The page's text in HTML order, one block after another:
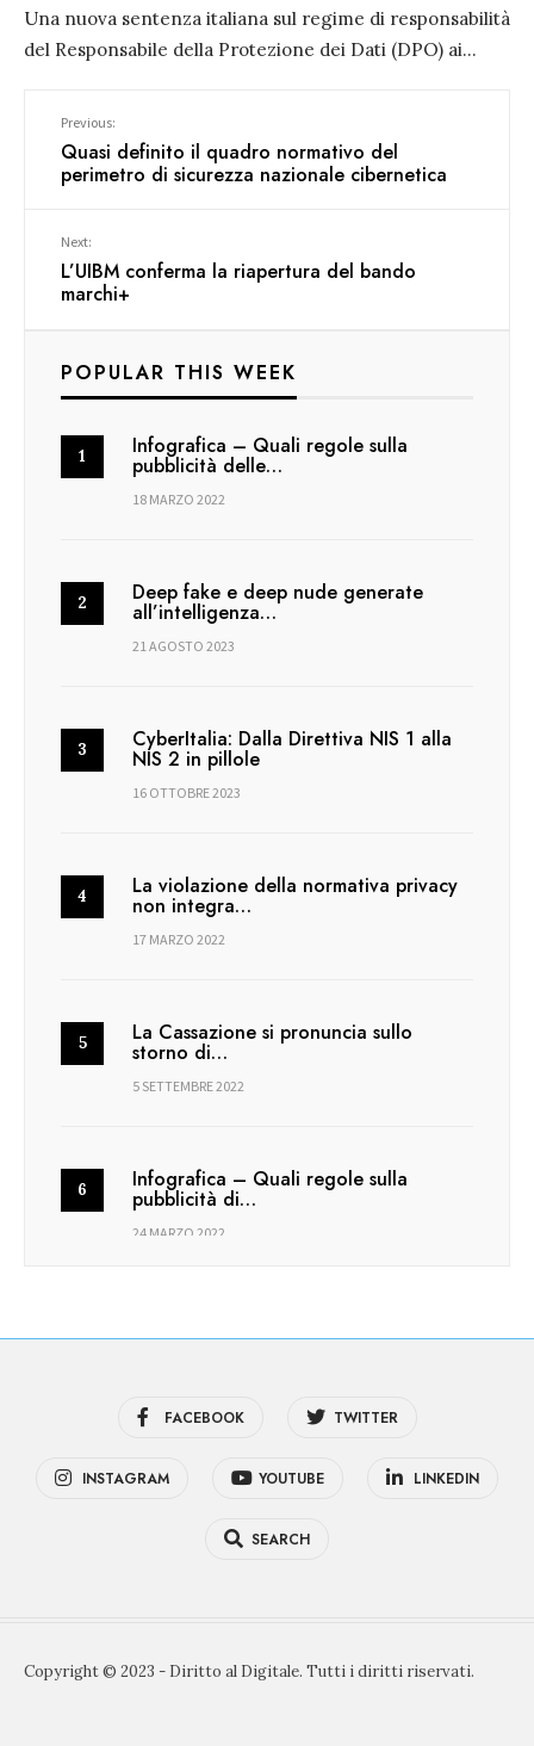
Una nuova sentenza italiana sul regime di responsabilità
del Responsabile della Protezione dei Dati (DPO) ai...
Previous:
Quasi definito il quadro normativo del
perimetro di sicurezza nazionale cibernetica
Next:
L’UIBM conferma la riapertura del bando
marchi+
POPULAR THIS WEEK
Infografica – Quali regole sulla
pubblicità delle…
18 MARZO 2022
Deep fake e deep nude generate
all’intelligenza…
21 AGOSTO 2023
CyberItalia: Dalla Direttiva NIS 1 alla
NIS 2 in pillole
16 OTTOBRE 2023
La violazione della normativa privacy
non integra…
17 MARZO 2022
La Cassazione si pronuncia sullo
storno di…
5 SETTEMBRE 2022
Infografica – Quali regole sulla
pubblicità di…
24 MARZO 2022
FACEBOOK TWITTER
INSTAGRAM YOUTUBE LINKEDIN
SEARCH
Copyright © 2023 - Diritto al Digitale. Tutti i diritti riservati.